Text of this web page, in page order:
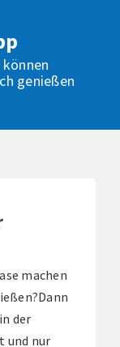
genießen
machen
der
und nur